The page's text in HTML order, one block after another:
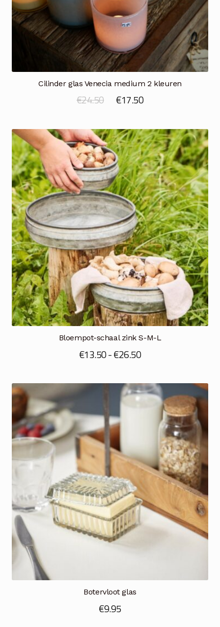
Cilinder glas Venecia medium 2 kleuren
€24.50
Oorspronkelijke
was:
€24.50.
€17.50Huidige
is:
€17.50.
Bloempot-schaal zink S-M-L
€13.50-€26.50Prijsklasse:
tot
€26.50
Botervloot glas
€9.95